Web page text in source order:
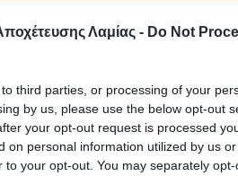
Λαμίας - Do Not
third parties, or processing of your
by us, please use the below opt-out
your opt-out request is processed
on personal information utilized by us
your opt-out. You may separately
και εγκαταστάσεις της Δ.Ε.Υ.Α.
Μαρτίου 2025 και δημοπρατήθηκε τον
του Υπουργείου Εσωτερικών με
2021-2025», από το οποίο
εργασιών, την επιπλέον
Δ.Ε.Υ.Α. Λαμίας από Ίδιους Πόρους.